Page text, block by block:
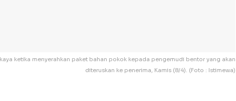
ketika menyerahkan paket bahan pokok kepada pengemudi bentor yang akan
diteruskan ke penerima, Kamis (8/4). (Foto : Istimewa)